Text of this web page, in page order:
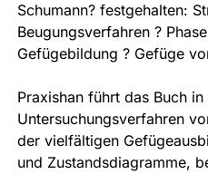
Schumann? festgehalten:
Beugungsverfahren ?
Gefügebildung ? Gefüge
Praxishan führt das Buch
Untersuchungsverfahren
der vielfältigen
und Zustandsdiagramme,